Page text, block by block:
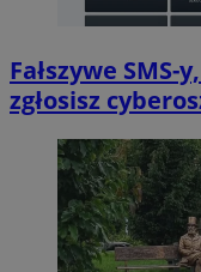
Fałszywe
zgłosisz